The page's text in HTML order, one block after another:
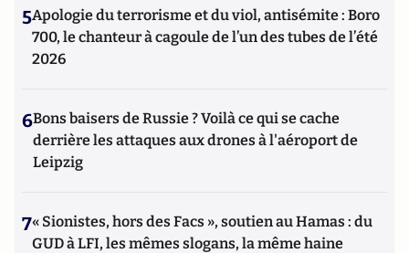
5Apologie du terrorisme et du viol, antisémite : Boro
700, le chanteur à cagoule de l’un des tubes de l’été
2026
6Bons baisers de Russie ? Voilà ce qui se cache
derrière les attaques aux drones à l'aéroport de
Leipzig
7« Sionistes, hors des Facs », soutien au Hamas : du
GUD à LFI, les mêmes slogans, la même haine